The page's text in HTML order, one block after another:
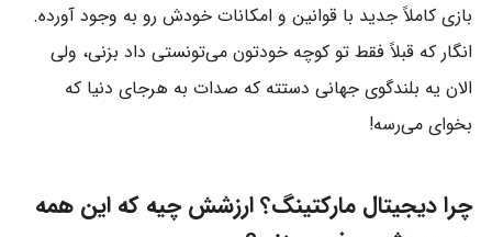
بازی کاملاً جدید با قوانین و امکانات خودش رو به وجود آورده.
انگار که قبلاً فقط تو کوچه خودتون می‌تونستی داد بزنی، ولی
الان یه بلندگوی جهانی دستته که صدات به هرجای دنیا که
بخوای می‌رسه!
چرا دیجیتال مارکتینگ؟ ارزشش چیه که این همه